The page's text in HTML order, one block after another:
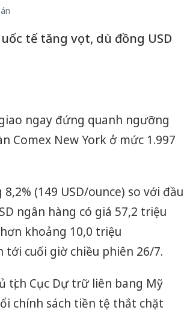
tế tăng vọt, dù đồng USD
ngay đứng quanh ngưỡng
Comex New York ở mức 1.997
(149 USD/ounce) so với đầu
ngân hàng có giá 57,2 triệu
khoảng 10,0 triệu
cuối giờ chiều phiên 26/7.
tịch Cục Dự trữ liên bang Mỹ
chính sách tiền tệ thắt chặt